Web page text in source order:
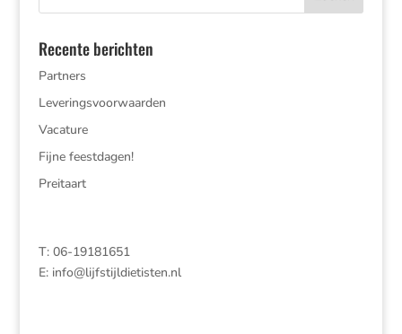
Recente berichten
Partners
Leveringsvoorwaarden
Vacature
Fijne feestdagen!
Preitaart
T: 06-19181651
E: info@lijfstijldietisten.nl